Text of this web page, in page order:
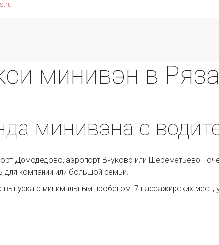
минивэн в
минивэна с
Домодедово, аэропорт Внуково или Шереметьево -
для компании или большой семьи.
с минимальным пробегом. 7 пассажирских мест,